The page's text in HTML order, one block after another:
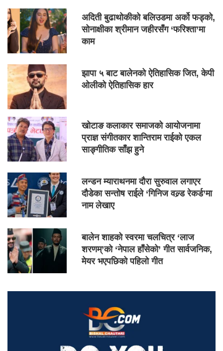
अदिती बुढाथोकीको बलिउडमा अर्को फड्को,
सोनाक्षीका श्रीमान जहीरसँग ‘फरिश्ता’मा
काम
झापा ५ बाट बालेनको ऐतिहासिक जित, केपी
ओलीको ऐतिहासिक हार
खोटाङ कलाकार समाजको आयोजनामा
प्राज्ञ संगीतकार शान्तिराम राईको एकल
साङ्गीतिक साँझ हुने
लन्डन म्याराथनमा दौरा सुरुवाल लगाएर
दौडेका सन्तोष राईले ‘गिनिज वल्र्ड रेकर्ड’मा
नाम लेखाए
बालेन शाहको स्वरमा चलचित्र ‘लाज
शरणम्’को ‘नेपाल हाँसेको’ गीत सार्वजनिक,
मेयर भएपछिको पहिलो गीत